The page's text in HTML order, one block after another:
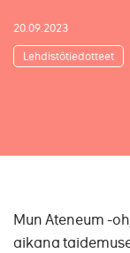
20.09.2023
Lehdistötiedotteet
Mun Ateneum -
aikana